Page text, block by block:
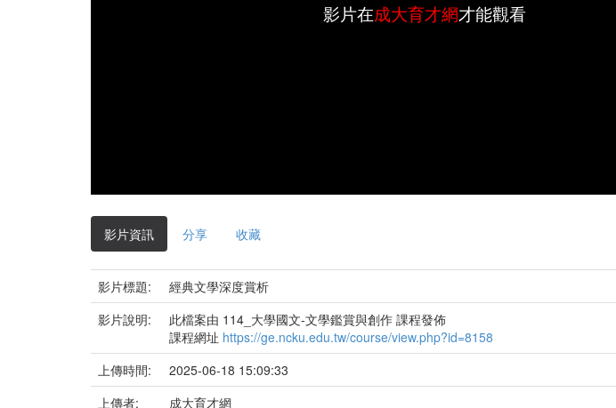
影片在成大育才網才能觀看
影片資訊 分享 收藏
影片標題:
經典文學深度賞析
影片說明:
此檔案由 114_大學國文-文學鑑賞與創作 課程發佈
課程網址 https://ge.ncku.edu.tw/course/view.php?id=8158
上傳時間:
2025-06-18 15:09:33
上傳者:
成大育才網